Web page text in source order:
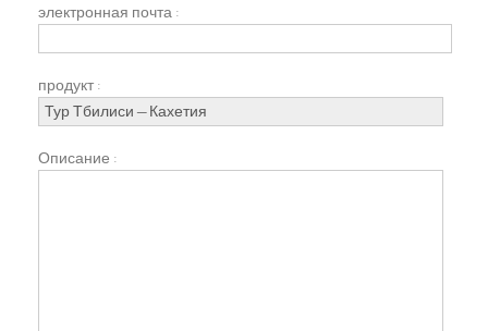
электронная почта :
продукт :
Описание :